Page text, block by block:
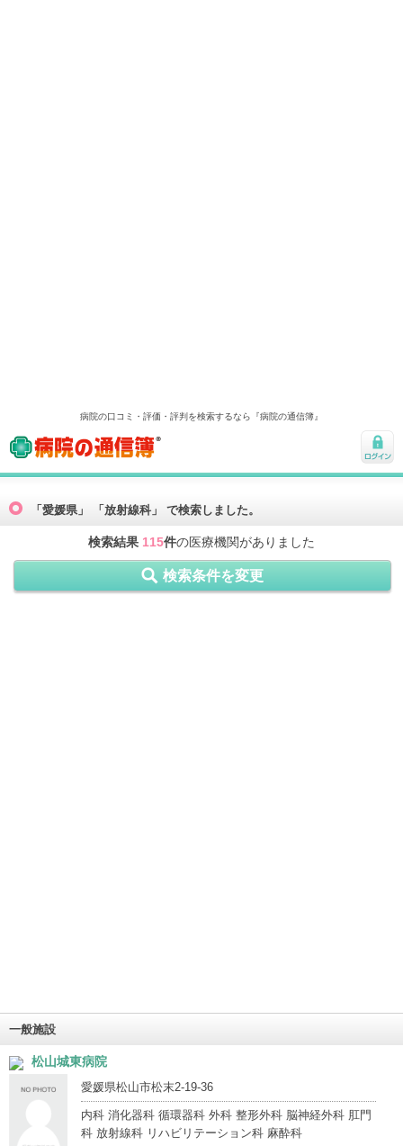
病院の口コミ・評価・評判を検索するなら『病院の通信簿』
病院の通信簿
ログ
「愛媛県」 「放射線科」 で検索しました。
検索結果 115件の医療機関がありました
検索条件を変更
一般施設
松山城東病院
愛媛県松山市松末2-19-36
内科 消化器科 循環器科 外科 整形外科 脳神経外科 肛門
科 放射線科 リハビリテーション科 麻酔科